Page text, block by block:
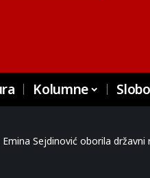
Kolumne
Emina Sejdinović oborila